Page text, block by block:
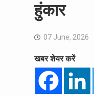
हुंकार
07 June, 2026
खबर शेयर करें